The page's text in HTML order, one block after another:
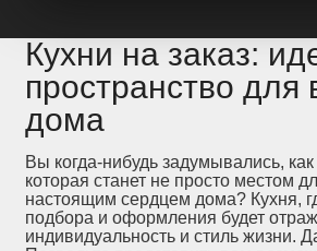
Кухни на заказ:
пространство для
дома
Вы когда-нибудь задумывались, как
которая станет не просто местом
настоящим сердцем дома? Кухня,
подбора и оформления будет
индивидуальность и стиль жизни.